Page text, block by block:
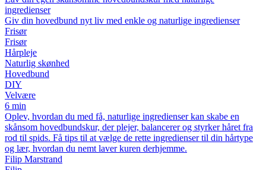
ingredienser
Giv din hovedbund nyt liv med enkle og naturlige ingredienser
Frisør
Frisør
Hårpleje
Naturlig skønhed
Hovedbund
DIY
Velvære
6 min
Oplev, hvordan du med få, naturlige ingredienser kan skabe en
skånsom hovedbundskur, der plejer, balancerer og styrker håret fra
rod til spids. Få tips til at vælge de rette ingredienser til din hårtype
og lær, hvordan du nemt laver kuren derhjemme.
Filip Marstrand